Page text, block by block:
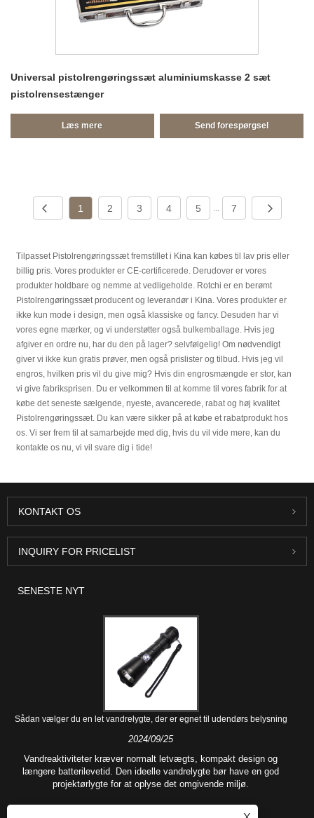
Universal pistolrengøringssæt aluminiumskasse 2 sæt
pistolrensestænger
Læs mere Send forespørgsel
1 2 3 4 5 ... 7
Tilpasset Pistolrengøringssæt fremstillet i Kina kan købes til lav pris eller
billig pris. Vores produkter er CE-certificerede. Derudover er vores
produkter holdbare og nemme at vedligeholde. Rotchi er en berømt
Pistolrengøringssæt producent og leverandør i Kina. Vores produkter er
ikke kun mode i design, men også klassiske og fancy. Desuden har vi
vores egne mærker, og vi understøtter også bulkemballage. Hvis jeg
afgiver en ordre nu, har du den på lager? selvfølgelig! Om nødvendigt
giver vi ikke kun gratis prøver, men også prislister og tilbud. Hvis jeg vil
engros, hvilken pris vil du give mig? Hvis din engrosmængde er stor, kan
vi give fabriksprisen. Du er velkommen til at komme til vores fabrik for at
købe det seneste sælgende, nyeste, avancerede, rabat og høj kvalitet
Pistolrengøringssæt. Du kan være sikker på at købe et rabatprodukt hos
os. Vi ser frem til at samarbejde med dig, hvis du vil vide mere, kan du
kontakte os nu, vi vil svare dig i tide!
KONTAKT OS
INQUIRY FOR PRICELIST
SENESTE NYT
Sådan vælger du en let vandrelygte, der er egnet til udendørs belysning
2024/09/25
Vandreaktiviteter kræver normalt letvægts, kompakt design og
længere batterilevetid. Den ideelle vandrelygte bør have en god
projektørlygte for at oplyse det omgivende miljø.